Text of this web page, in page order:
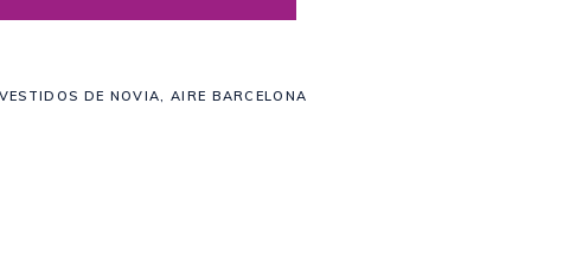
VESTIDOS DE NOVIA, AIRE BARCELONA